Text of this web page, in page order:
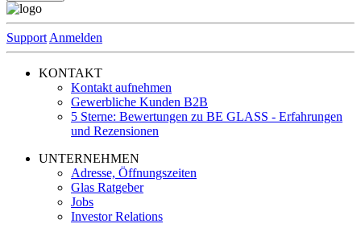
SupportAnmelden
KONTAKT
Kontakt aufnehmen
Gewerbliche Kunden B2B
5 Sterne: Bewertungen zu BE GLASS - Erfahrungen
und Rezensionen
UNTERNEHMEN
Adresse, Öffnungszeiten
Glas Ratgeber
Jobs
Investor Relations